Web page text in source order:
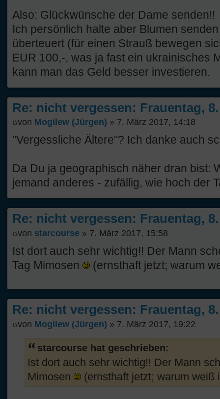
Also: Glückwünsche der Dame senden!!
Ich persönlich halte aber Blumen
überteuert (für einen Strauß bewegen
EUR 100,-, was ja fast ein ukrainisches
kann man das Geld besser investieren.
Re: nicht vergessen: Frauentag,
von Mogilew (Jürgen) » 7. März 2017, 14:18
"Vergessliche Ältere"? Ich danke auch
Da Du ja geographisch näher dran bist:
jemand anderes - zufällig, wie hoch der
Re: nicht vergessen: Frauentag,
von starcourse » 7. März 2017, 15:58
Ist dort auch sehr wichtig!! Der Mann
Tag Mimosen
(ernsthaft jetzt; warum
Re: nicht vergessen: Frauentag,
von Mogilew (Jürgen) » 7. März 2017, 19:22
starcourse hat geschrieben:
Ist dort auch sehr wichtig!! Der Mann
Mimosen
(ernsthaft jetzt; warum